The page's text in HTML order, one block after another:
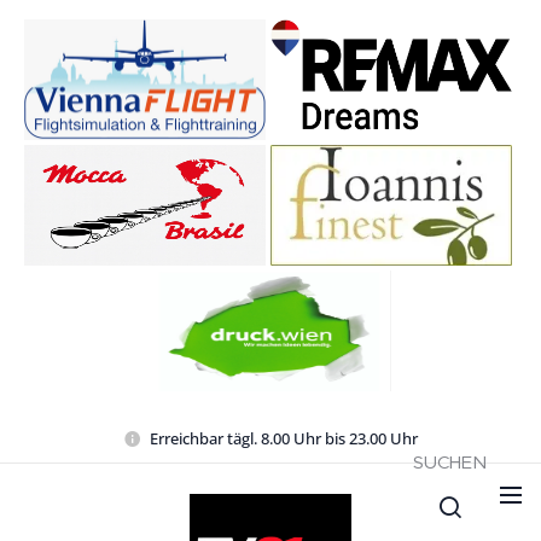
Erreichbar tägl. 8.00 Uhr bis 23.00 Uhr
SUCHEN